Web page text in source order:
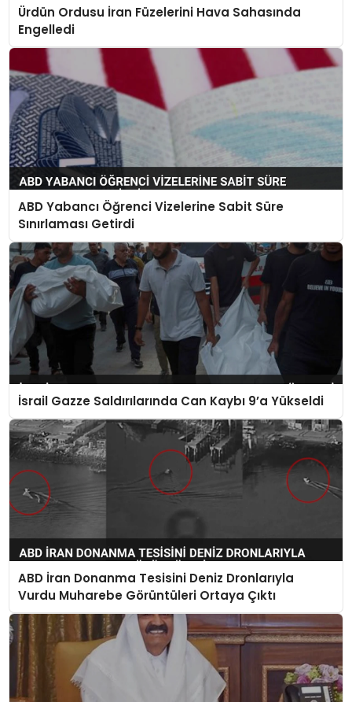
Ürdün Ordusu İran Füzelerini Hava Sahasında
Engelledi
ABD Yabancı Öğrenci Vizelerine Sabit Süre
Sınırlaması Getirdi
İsrail Gazze Saldırılarında Can Kaybı 9’a Yükseldi
ABD İran Donanma Tesisini Deniz Dronlarıyla
Vurdu Muharebe Görüntüleri Ortaya Çıktı